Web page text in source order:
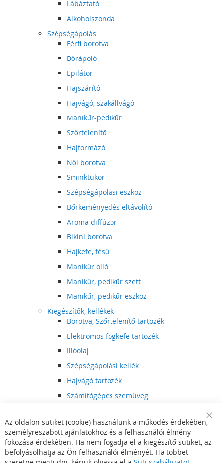
Lábáztató
Alkoholszonda
Szépségápolás
Férfi borotva
Bőrápoló
Epilátor
Hajszárító
Hajvágó, szakállvágó
Manikűr-pedikűr
Szőrtelenítő
Hajformázó
Női borotva
Sminktükör
Szépségápolási eszköz
Bőrkeményedés eltávolító
Aroma diffúzor
Bikini borotva
Hajkefe, fésű
Manikűr olló
Manikűr, pedikűr szett
Manikűr, pedikűr eszköz
Kiegészítők, kellékek
Borotva, Szőrtelenítő tartozék
Elektromos fogkefe tartozék
Illóolaj
Szépségápolási kellék
Hajvágó tartozék
Számítógépes szemüveg
Hajvágó kiegészítő
Szórakoztató elektronika
Multimédia
DVD, BluRay lejátszó
Bar
Az oldalon sütiket (cookie) használunk a működés érdekében,
személyreszabott ajánlatokhoz és a felhasználói élmény
fokozása érdekében. Ha nem fogadja el a kiegészítő sütiket, az
befolyásolhatja az Ön felhasználói élményét. Ha többet